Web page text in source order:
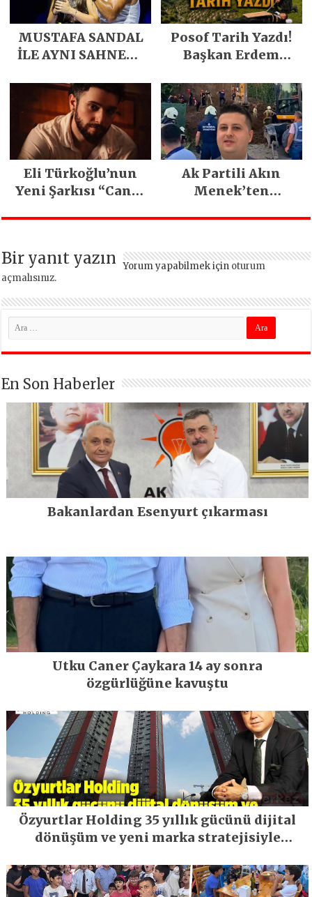
MUSTAFA SANDAL
İLE AYNI SAHNEDE
Posof Tarih Yazdı!
Başkan Erdem
Emeğiyle Son
Yılların En Büyük
Festivali
Gerçekleşti
Eli Türkoğlu’nun
Yeni Şarkısı “Canın
İlgi Gördü!..
Ak Partili Akın
Menek’ten
heyelan sonrası
Bir yanıt yazın Yorum yapabilmek için oturum
açmalısınız.
En Son Haberler
Bakanlardan Esenyurt çıkarması
Utku Caner Çaykara 14 ay sonra
özgürlüğüne kavuştu
Özyurtlar Holding 35 yıllık gücünü dijital
dönüşüm ve yeni marka stratejisiyle